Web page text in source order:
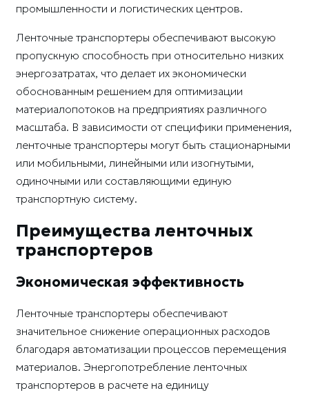
промышленности и логистических центров.
Ленточные транспортеры обеспечивают высокую
пропускную способность при относительно низких
энергозатратах, что делает их экономически
обоснованным решением для оптимизации
материалопотоков на предприятиях различного
масштаба. В зависимости от специфики применения,
ленточные транспортеры могут быть стационарными
или мобильными, линейными или изогнутыми,
одиночными или составляющими единую
транспортную систему.
Преимущества ленточных
транспортеров
Экономическая эффективность
Ленточные транспортеры обеспечивают
значительное снижение операционных расходов
благодаря автоматизации процессов перемещения
материалов. Энергопотребление ленточных
транспортеров в расчете на единицу